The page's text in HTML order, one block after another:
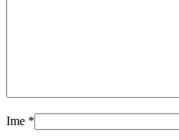
Ime *